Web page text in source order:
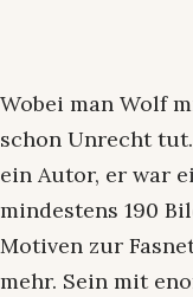
Wobei man Wolf
schon Unrecht
ein Autor, er war
mindestens 190
Motiven zur
mehr. Sein mit